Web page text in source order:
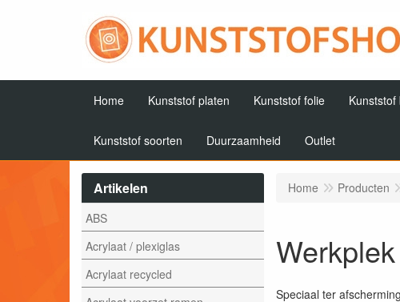
Home Kunststof platen Kunststof folie Kunststof
Kunststof soorten Duurzaamheid Outlet
Artikelen
ABS
Acrylaat / plexiglas
Acrylaat recycled
Home Producten
Speciaal ter